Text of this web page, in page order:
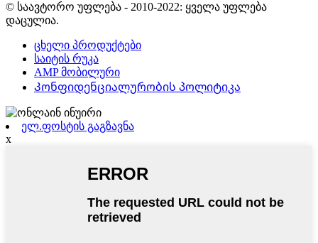
© საავტორო უფლება - 2010-2022: ყველა უფლება
დაცულია.
ცხელი პროდუქტები
საიტის რუკა
AMP მობილური
Კონფიდენციალურობის პოლიტიკა
ელ.ფოსტის გაგზავნა
x